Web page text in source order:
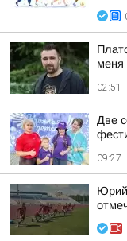
меня
02:51
Две
09:27
Юрий